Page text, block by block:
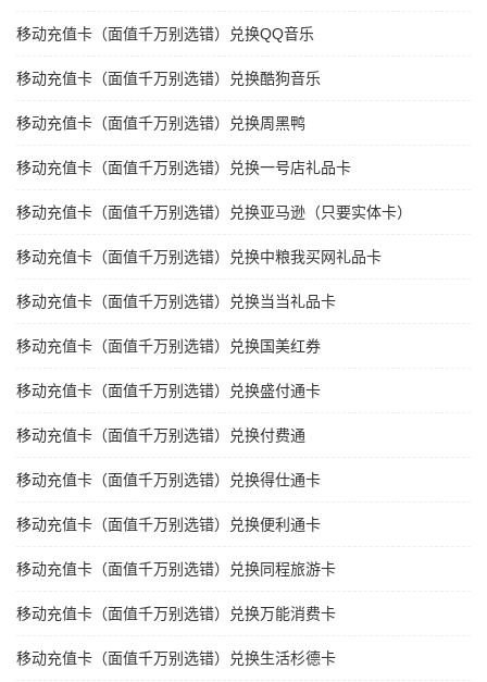
移动充值卡（面值千万别选错）兑换QQ音乐
移动充值卡（面值千万别选错）兑换酷狗音乐
移动充值卡（面值千万别选错）兑换周黑鸭
移动充值卡（面值千万别选错）兑换一号店礼品卡
移动充值卡（面值千万别选错）兑换亚马逊（只要实体卡）
移动充值卡（面值千万别选错）兑换中粮我买网礼品卡
移动充值卡（面值千万别选错）兑换当当礼品卡
移动充值卡（面值千万别选错）兑换国美红券
移动充值卡（面值千万别选错）兑换盛付通卡
移动充值卡（面值千万别选错）兑换付费通
移动充值卡（面值千万别选错）兑换得仕通卡
移动充值卡（面值千万别选错）兑换便利通卡
移动充值卡（面值千万别选错）兑换同程旅游卡
移动充值卡（面值千万别选错）兑换万能消费卡
移动充值卡（面值千万别选错）兑换生活杉德卡